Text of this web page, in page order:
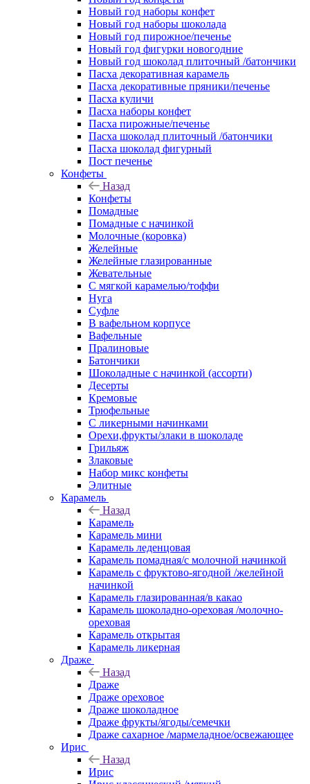
Новый год наборы конфет
Новый год наборы шоколада
Новый год пирожное/печенье
Новый год фигурки новогодние
Новый год шоколад плиточный /батончики
Пасха декоративная карамель
Пасха декоративные пряники/печенье
Пасха куличи
Пасха наборы конфет
Пасха пирожные/печенье
Пасха шоколад плиточный /батончики
Пасха шоколад фигурный
Пост печенье
Конфеты
Назад
Конфеты
Помадные
Помадные с начинкой
Молочные (коровка)
Желейные
Желейные глазированные
Жевательные
С мягкой карамелью/тоффи
Нуга
Суфле
В вафельном корпусе
Вафельные
Пралиновые
Батончики
Шоколадные с начинкой (ассорти)
Десерты
Кремовые
Трюфельные
С ликерными начинками
Орехи,фрукты/злаки в шоколаде
Грильяж
Злаковые
Набор микс конфеты
Элитные
Карамель
Назад
Карамель
Карамель мини
Карамель леденцовая
Карамель помадная/с молочной начинкой
Карамель с фруктово-ягодной /желейной
начинкой
Карамель глазированная/в какао
Карамель шоколадно-ореховая /молочно-
ореховая
Карамель открытая
Карамель ликерная
Драже
Назад
Драже
Драже ореховое
Драже шоколадное
Драже фрукты/ягоды/семечки
Драже сахарное /мармеладное/освежающее
Ирис
Назад
Ирис